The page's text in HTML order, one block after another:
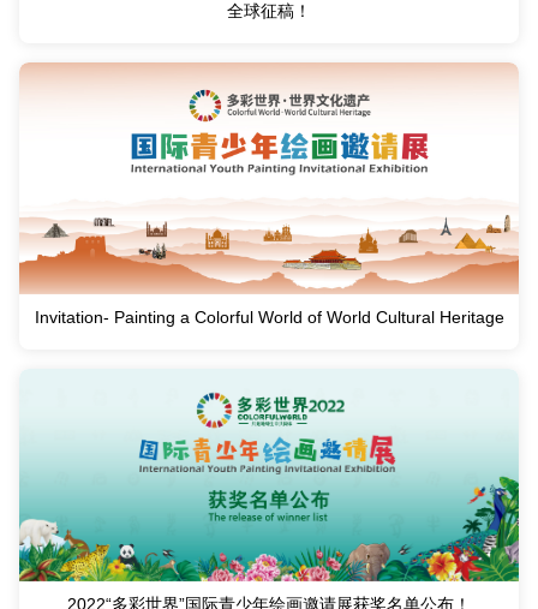
全球征稿！
Invitation- Painting a Colorful World of World Cultural Heritage
2022“多彩世界”国际青少年绘画邀请展获奖名单公布！